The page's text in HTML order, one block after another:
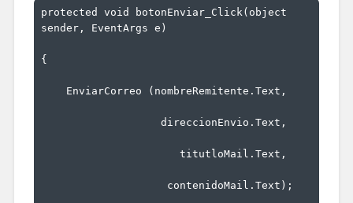
protected void botonEnviar_Click( object
sender, EventArgs e)
{
    EnviarCorreo (nombreRemitente.Text,
                   direccionEnvio.Text,
                      titutloMail.Text,
                    contenidoMail.Text);